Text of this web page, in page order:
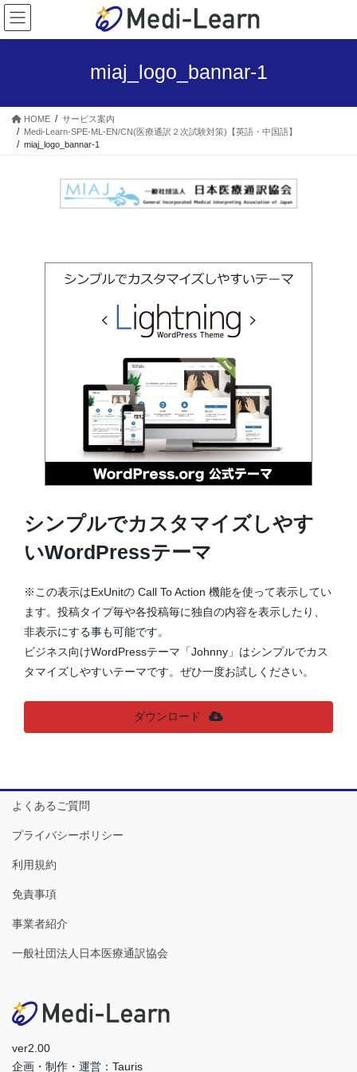
コ
ン
テ
ス
ナ
ビ
ゲ
ン
miaj_logo_bannar-1
HOME
サービス案内
Medi-Learn-SPE-ML-EN/CN(医療通訳２次試験対策)【英語・中国語】
miaj_logo_bannar-1
シンプルでカスタマイズしやす
いWordPressテーマ
※この表示はExUnitの Call To Action 機能を使って表示してい
ます。投稿タイプ毎や各投稿毎に独自の内容を表示したり、
非表示にする事も可能です。
ビジネス向けWordPressテーマ「Johnny」はシンプルでカス
タマイズしやすいテーマです。ぜひ一度お試しください。
ダウンロード
よくあるご質問
プライバシーポリシー
利用規約
免責事項
事業者紹介
一般社団法人日本医療通訳協会
ver2.00
企画・制作・運営：Tauris